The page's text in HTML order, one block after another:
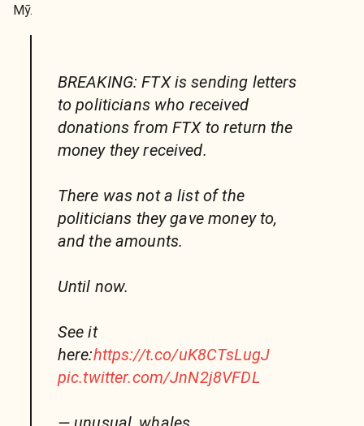
Mỹ.
BREAKING: FTX is sending letters
to politicians who received
donations from FTX to return the
money they received.
There was not a list of the
politicians they gave money to,
and the amounts.
Until now.
See it
here:https://t.co/uK8CTsLugJ
pic.twitter.com/JnN2j8VFDL